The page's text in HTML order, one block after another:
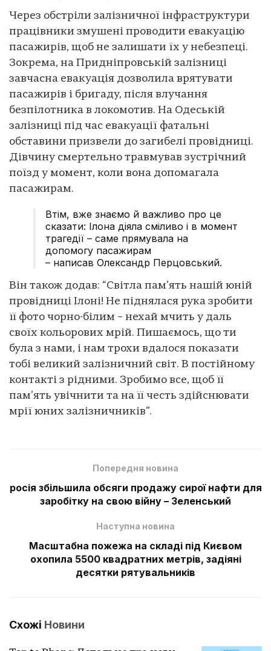
Через обстріли залізничної інфраструктури
працівники змушені проводити евакуацію
пасажирів, щоб не залишати їх у небезпеці.
Зокрема, на Придніпровській залізниці
завчасна евакуація дозволила врятувати
пасажирів і бригаду, після влучання
безпілотника в локомотив. На Одеській
залізниці під час евакуації фатальні
обставини призвели до загибелі провідниці.
Дівчину смертельно травмував зустрічний
поїзд у момент, коли вона допомагала
пасажирам.
Втім, вже знаємо й важливо про це
сказати: Ілона діяла сміливо і в момент
трагедії – саме прямувала на
допомогу пасажирам
– написав Олександр Перцовський.
Він також додав: “Світла пам’ять нашій юній
провідниці Ілоні! Не піднялася рука зробити
її фото чорно-білим – нехай мчить у даль
своїх кольорових мрій. Пишаємось, що ти
була з нами, і нам трохи вдалося показати
тобі великий залізничний світ. В постійному
контакті з рідними. Зробимо все, щоб її
пам’ять увічнити та на її честь здійснювати
мрії юних залізничників”.
Попередня новина
росія збільшила обсяги продажу сирої нафти для
заробітку на свою війну – Зеленський
Наступна новина
Масштабна пожежа на складі під Києвом
охопила 5500 квадратних метрів, задіяні
десятки рятувальників
Схожі Новини